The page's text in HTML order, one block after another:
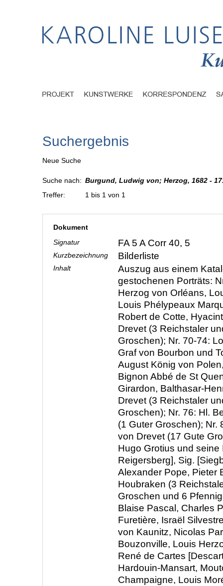
Suchergebnis
Neue Suche
Suche nach: Burgund, Ludwig von; Herzog, 1682 -
Treffer:
1 bis 1 von 1
Dokument
Signatur
FA 5 A Corr 40, 5
Kurzbezeichnung Bilderliste
Inhalt
Auszug aus einem
gestochenen Porträts:
Herzog von Orléans,
Louis Phélypeaux
Robert de Cotte,
Drevet (3 Reichstaler
Groschen); Nr. 70-74:
Graf von Bourbon und
August König von
Bignon Abbé de St
Girardon, Balthasar-
Drevet (3 Reichstaler
Groschen); Nr. 76: Hl.
(1 Guter Groschen); Nr.
von Drevet (17 Gute
Hugo Grotius und seine
Reigersberg], Sig.
Alexander Pope, Pieter
Houbraken (3
Groschen und 6
Blaise Pascal, Charles
Furetière, Israël
von Kaunitz, Nicolas
Bouzonville, Louis
René de Cartes
Hardouin-Mansart,
Champaigne, Louis